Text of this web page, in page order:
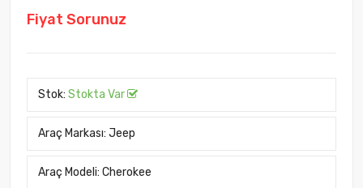
Fiyat Sorunuz
Stok: Stokta Var
Araç Markası: Jeep
Araç Modeli: Cherokee